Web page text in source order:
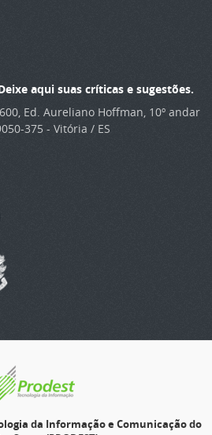
aqui suas críticas e sugestões.
Ed. Aureliano Hoffman, 10º andar
375 - Vitória / ES
da Informação e Comunicação do